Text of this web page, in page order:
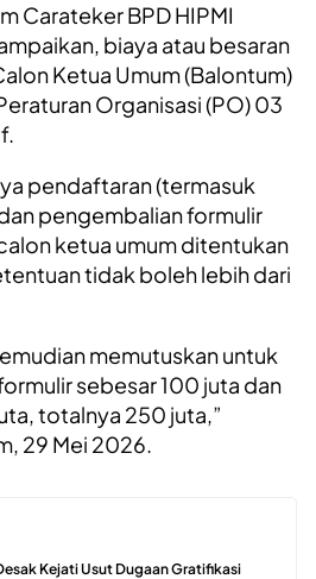
Carateker BPD HIPMI
biaya atau besaran
Ketua Umum (Balontum)
Organisasi (PO) 03
pendaftaran (termasuk
pengembalian formulir
ketua umum ditentukan
tidak boleh lebih dari
memutuskan untuk
sebesar 100 juta dan
totalnya 250 juta,”
29 Mei 2026.
Kejati Usut Dugaan Gratifikasi